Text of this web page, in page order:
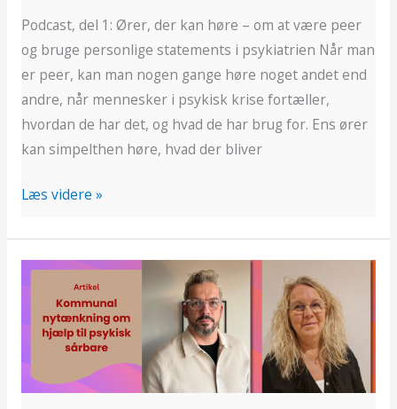
Podcast, del 1: Ører, der kan høre – om at være peer
og bruge personlige statements i psykiatrien Når man
er peer, kan man nogen gange høre noget andet end
andre, når mennesker i psykisk krise fortæller,
hvordan de har det, og hvad de har brug for. Ens ører
kan simpelthen høre, hvad der bliver
Læs videre »
Kommunal
nytænkning
om
hjælp
til
psykisk